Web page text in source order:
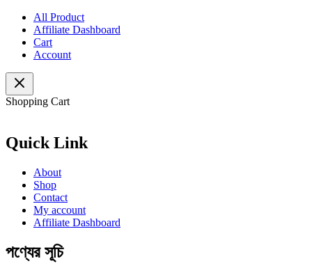
All Product
Affiliate Dashboard
Cart
Account
Shopping Cart
Quick Link
About
Shop
Contact
My account
Affiliate Dashboard
পণ্যের সূচি